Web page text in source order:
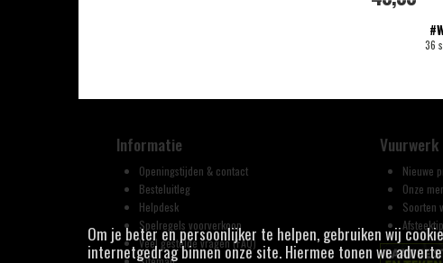
36
Informatie
Openingstijden & contact
Besteluitleg
Helpdesk
Spelregels voorverkoop
Veel gestelde vragen (FAQ)
Vuurwerk
Nieuwe
Onze
Soorten
Om je beter en persoonlijker te helpen, gebruiken wij
internetgedrag binnen onze site. Hiermee tonen we